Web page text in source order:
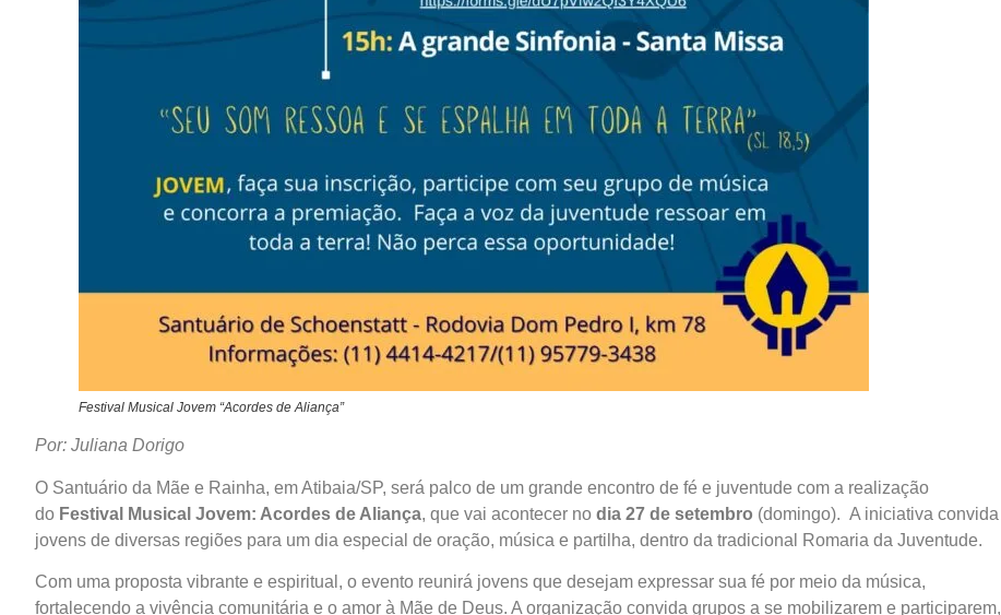
Festival Musical Jovem “Acordes de Aliança”
Por: Juliana Dorigo
O Santuário da Mãe e Rainha, em Atibaia/SP, será palco de um grande encontro de fé e juventude com a realização
do Festival Musical Jovem: Acordes de Aliança, que vai acontecer no dia 27 de setembro (domingo). A iniciativa convida
jovens de diversas regiões para um dia especial de oração, música e partilha, dentro da tradicional Romaria da Juventude.
Com uma proposta vibrante e espiritual, o evento reunirá jovens que desejam expressar sua fé por meio da música,
fortalecendo a vivência comunitária e o amor à Mãe de Deus. A organização convida grupos a se mobilizarem e participarem,